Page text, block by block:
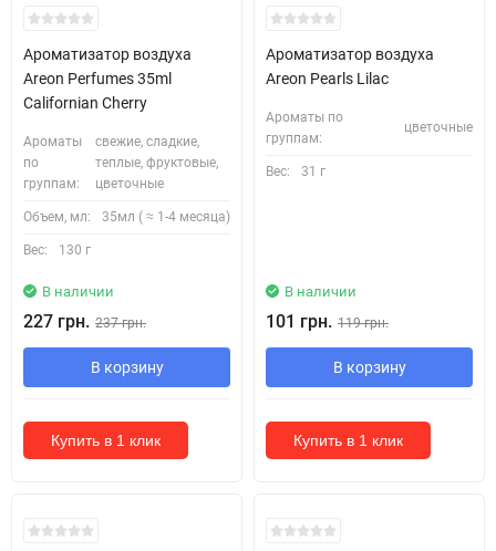
Ароматизатор воздуха
Areon Perfumes 35ml
Californian Cherry
Ароматы
по
группам:
свежие, сладкие,
теплые, фруктовые,
цветочные
Объем, мл: 35мл ( ≈ 1-4 месяца)
Вес: 130 г
В наличии
227 грн. 237 грн.
В корзину
Купить в 1 клик
Ароматизатор воздуха
Areon Pearls Lilac
Ароматы по
группам:
цветочные
Вес: 31 г
В наличии
101 грн. 119 грн.
В корзину
Купить в 1 клик